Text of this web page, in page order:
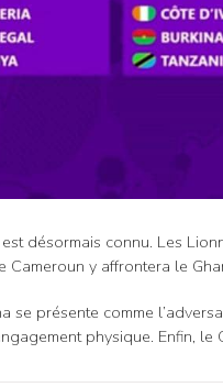
désormais connu. Les
Cameroun y affrontera le
se présente comme
physique. Enfin,